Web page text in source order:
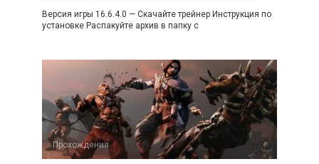
Версия игры 16.6.4.0 — Скачайте трейнер Инструкция по
установке Распакуйте архив в папку с
Прохождения